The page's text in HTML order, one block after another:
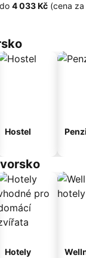
do ‎4 033 Kč (cena za
Hostel
Hotely